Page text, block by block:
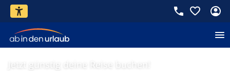
Jetzt günstig deine Reise buchen!